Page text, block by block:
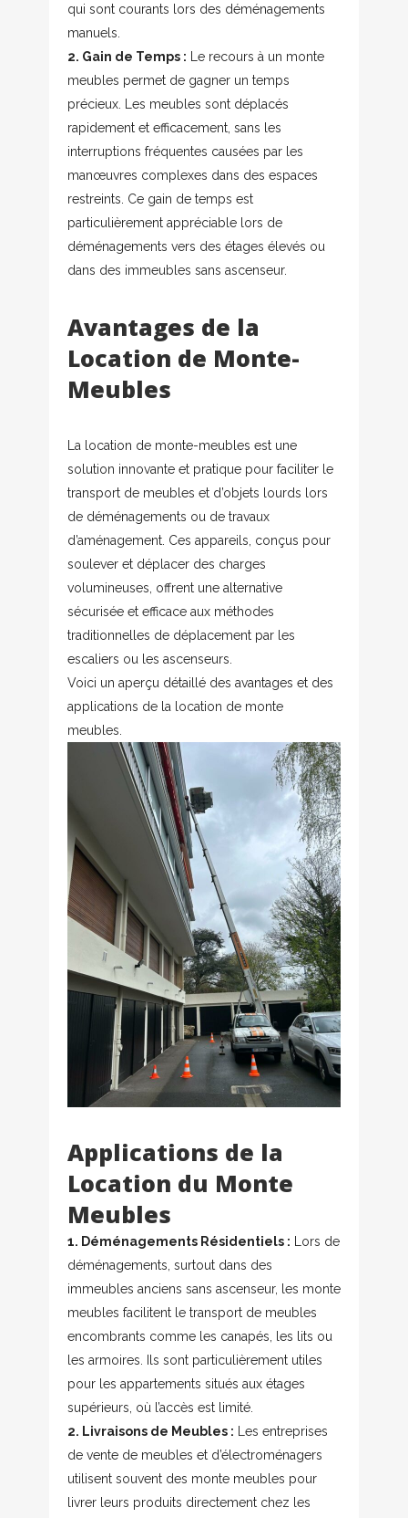
qui sont courants lors des déménagements
manuels.
2. Gain de Temps : Le recours à un monte
meubles permet de gagner un temps
précieux. Les meubles sont déplacés
rapidement et efficacement, sans les
interruptions fréquentes causées par les
manœuvres complexes dans des espaces
restreints. Ce gain de temps est
particulièrement appréciable lors de
déménagements vers des étages élevés ou
dans des immeubles sans ascenseur.
Avantages de la
Location de Monte-
Meubles
La location de monte-meubles est une
solution innovante et pratique pour faciliter le
transport de meubles et d’objets lourds lors
de déménagements ou de travaux
d’aménagement. Ces appareils, conçus pour
soulever et déplacer des charges
volumineuses, offrent une alternative
sécurisée et efficace aux méthodes
traditionnelles de déplacement par les
escaliers ou les ascenseurs.
Voici un aperçu détaillé des avantages et des
applications de la location de monte
meubles.
Applications de la
Location du Monte
Meubles
1. Déménagements Résidentiels : Lors de
déménagements, surtout dans des
immeubles anciens sans ascenseur, les monte
meubles facilitent le transport de meubles
encombrants comme les canapés, les lits ou
les armoires. Ils sont particulièrement utiles
pour les appartements situés aux étages
supérieurs, où l’accès est limité.
2. Livraisons de Meubles : Les entreprises
de vente de meubles et d’électroménagers
utilisent souvent des monte meubles pour
livrer leurs produits directement chez les